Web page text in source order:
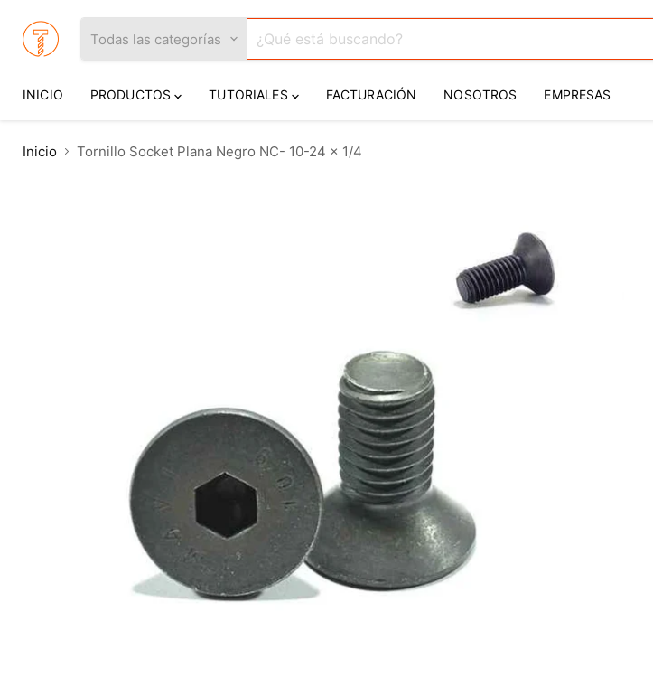
Todas las categorías
INICIO PRODUCTOS TUTORIALES FACTURACIÓN NOSOTROS EMPRESAS
Inicio Tornillo Socket Plana Negro NC- 10-24 x 1/4